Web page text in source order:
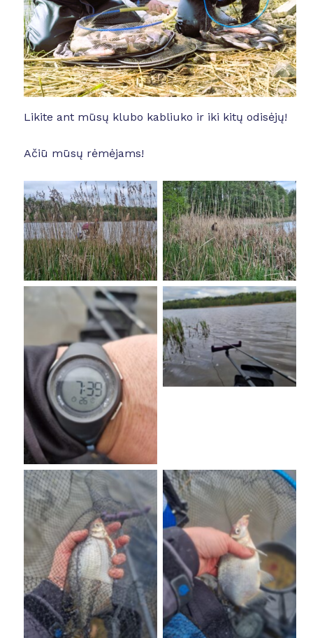
Likite ant mūsų klubo kabliuko ir iki kitų odisėjų!
Ačiū mūsų rėmėjams!
No Caption No Caption
No Caption
No Caption
No Caption No Caption